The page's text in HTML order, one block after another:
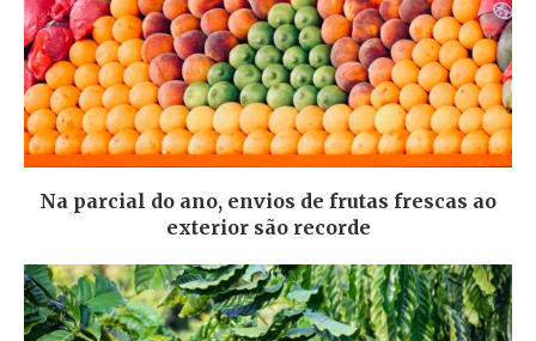
Na parcial do ano, envios de frutas frescas ao
exterior são recorde